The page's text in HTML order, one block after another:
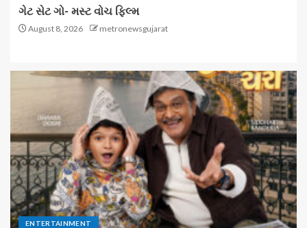
ગેટ સેટ ગો- મસ્ટ વોચ ફિલ્મ
August 8, 2026 metronewsgujarat
ENTERTAINMENT